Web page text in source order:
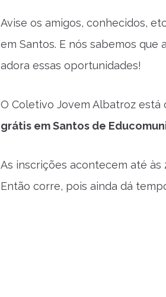
Avise os amigos, conhecidos,
em Santos. E nós sabemos que
adora essas oportunidades!
O Coletivo Jovem Albatroz
grátis em Santos de
As inscrições acontecem até às
Então corre, pois ainda dá